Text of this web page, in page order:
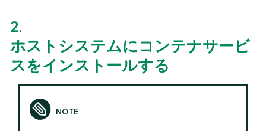
2.
ホストシステムにコンテナサービ
スをインストールする